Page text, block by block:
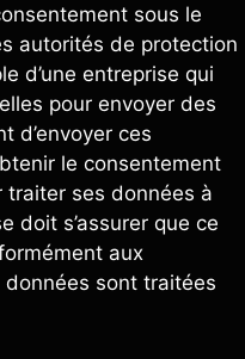
sous le
autorités de protection
d’une entreprise qui
pour envoyer des
d’envoyer ces
le consentement
ses données à
doit s’assurer que ce
aux
données sont traitées